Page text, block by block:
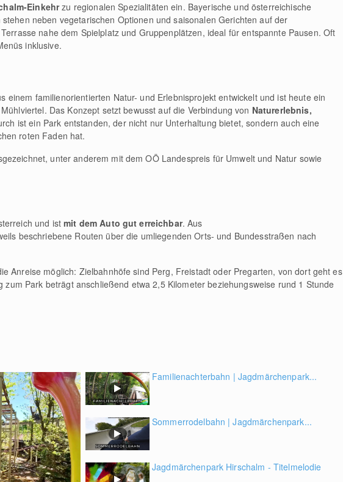
Einkehrzu regionalen Spezialitäten ein. Bayerische und österreichische
neben vegetarischen Optionen und saisonalen Gerichten auf der
nahe dem Spielplatz und Gruppenplätzen, ideal für entspannte Pausen. Oft
inklusive.
einem familienorientierten Natur- und Erlebnisprojekt entwickelt und ist heute ein
Das Konzept setzt bewusst auf die Verbindung von Naturerlebnis,
ist ein Park entstanden, der nicht nur Unterhaltung bietet, sondern auch eine
roten Faden hat.
unter anderem mit dem OÖ Landespreis für Umwelt und Natur sowie
und istmit dem Auto gut erreichbar. Aus
beschriebene Routen über die umliegenden Orts- und Bundesstraßen nach
Anreise möglich: Zielbahnhöfe sind Perg, Freistadt oder Pregarten, von dort geht es
Park beträgt anschließend etwa 2,5 Kilometer beziehungsweise rund 1 Stunde
Familienachterbahn | Jagdmärchenpark...
Sommerrodelbahn | Jagdmärchenpark...
Jagdmärchenpark Hirschalm - Titelmelodie